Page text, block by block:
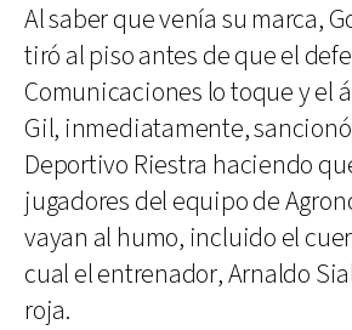
Al saber que venía su marca,
tiró al piso antes de que el
Comunicaciones lo toque y el
Gil, inmediatamente,
Deportivo Riestra haciendo
jugadores del equipo de
vayan al humo, incluido el
cual el entrenador, Arnaldo
roja.